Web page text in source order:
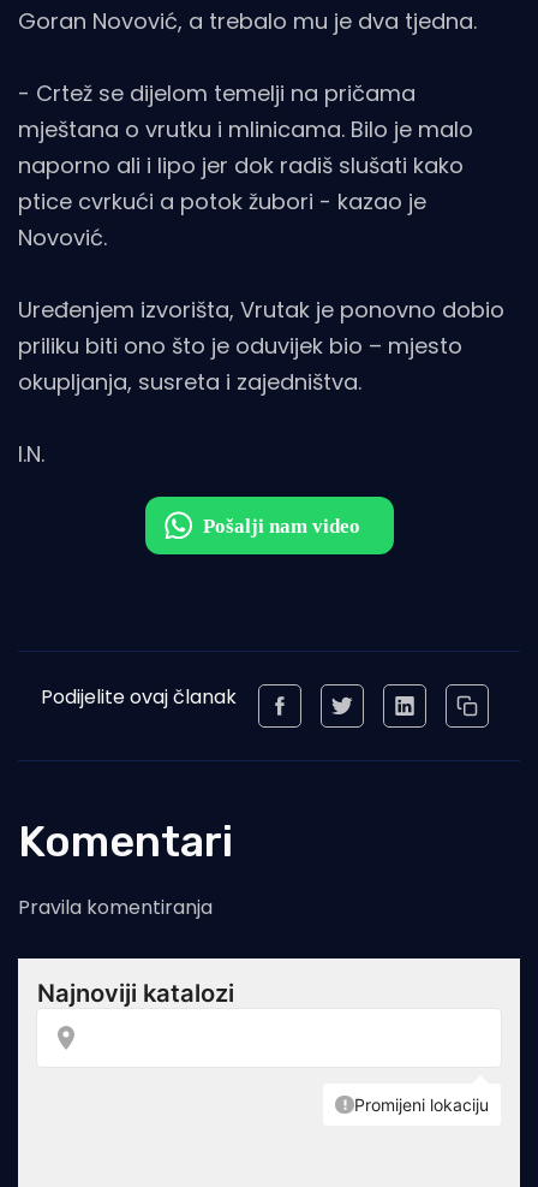
Goran Novović, a trebalo mu je dva tjedna.
- Crtež se dijelom temelji na pričama
mještana o vrutku i mlinicama. Bilo je malo
naporno ali i lipo jer dok radiš slušati kako
ptice cvrkući a potok žubori - kazao je
Novović.
Uređenjem izvorišta, Vrutak je ponovno dobio
priliku biti ono što je oduvijek bio – mjesto
okupljanja, susreta i zajedništva.
I.N.
Podijelite ovaj članak
Komentari
Pravila komentiranja